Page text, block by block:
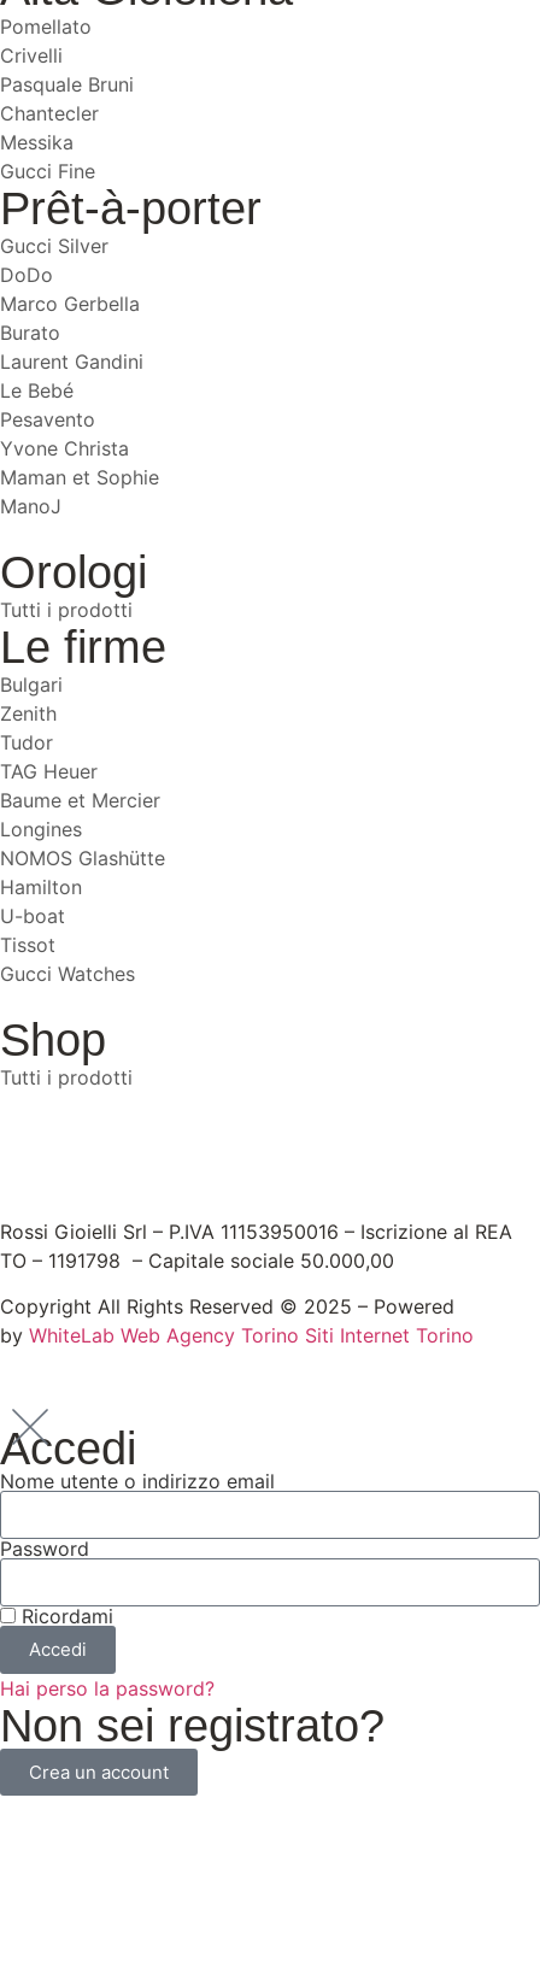
Pomellato
Crivelli
Pasquale Bruni
Chantecler
Messika
Gucci Fine
Prêt-à-porter
Gucci Silver
DoDo
Marco Gerbella
Burato
Laurent Gandini
Le Bebé
Pesavento
Yvone Christa
Maman et Sophie
ManoJ
Orologi
Tutti i prodotti
Le firme
Bulgari
Zenith
Tudor
TAG Heuer
Baume et Mercier
Longines
NOMOS Glashütte
Hamilton
U-boat
Tissot
Gucci Watches
Shop
Tutti i prodotti
Rossi Gioielli Srl – P.IVA 11153950016 – Iscrizione al REA
TO – 1191798 – Capitale sociale 50.000,00
Copyright All Rights Reserved © 2025 – Powered
by WhiteLab Web Agency Torino Siti Internet Torino
Accedi
Nome utente o indirizzo email
Password
Ricordami
Accedi
Hai perso la password?
Non sei registrato?
Crea un account